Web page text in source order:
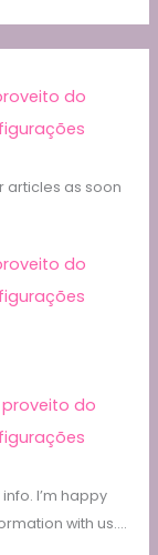
do
articles as soon
do
do
I’m happy
with us.…